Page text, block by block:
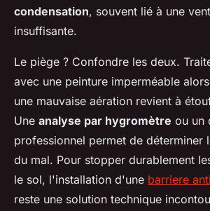
condensation, souvent lié à une
insuffisante.
Le piège ? Confondre les deux.
avec une peinture imperméable
une mauvaise aération revient à
Une analyse par hygromètre ou un
professionnel permet de déterminer
du mal. Pour stopper durablement
le sol, l'installation d'une barriere
reste une solution technique